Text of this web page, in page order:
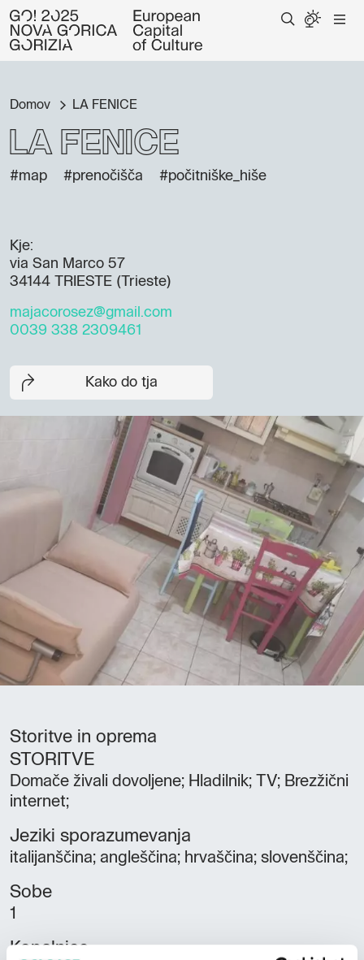
Domov LA FENICE
LA FENICE
#map #prenočišča #počitniške_hiše
Kje:
via San Marco 57
34144 TRIESTE (Trieste)
majacorosez@gmail.com
0039 338 2309461
Kako do tja
Storitve in oprema
STORITVE
Domače živali dovoljene; Hladilnik; TV; Brezžični
internet;
Jeziki sporazumevanja
italijanščina; angleščina; hrvaščina; slovenščina;
Sobe
1
Kopalnice